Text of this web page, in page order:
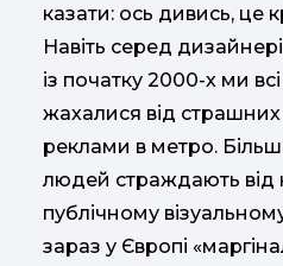
казати: ось дивись, це
Навіть серед
із початку 2000-х ми
жахалися від
реклами в метро.
людей страждають від
публічному
зараз у Європі